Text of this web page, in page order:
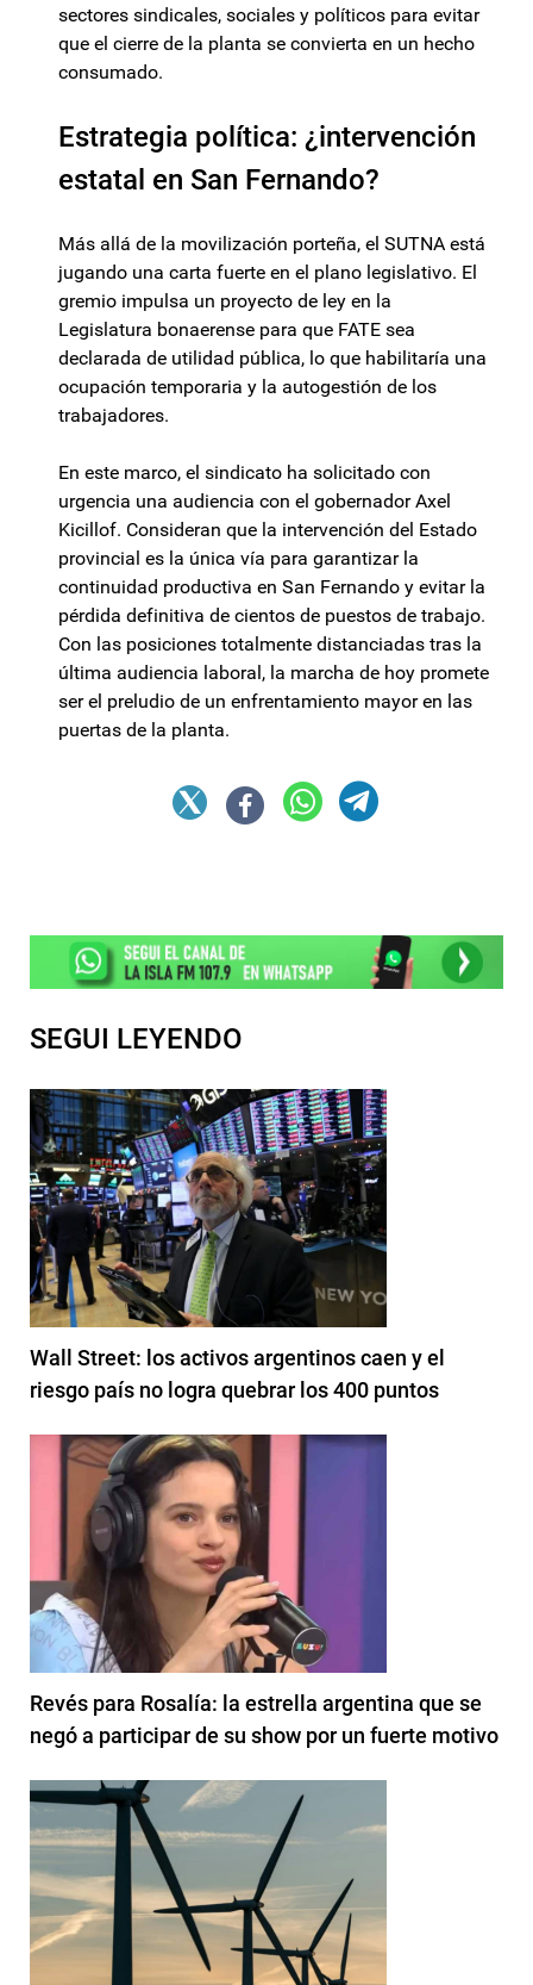
sectores sindicales, sociales y políticos para evitar
que el cierre de la planta se convierta en un hecho
consumado.
Estrategia política: ¿intervención
estatal en San Fernando?
Más allá de la movilización porteña, el SUTNA está
jugando una carta fuerte en el plano legislativo. El
gremio impulsa un proyecto de ley en la
Legislatura bonaerense para que FATE sea
declarada de utilidad pública, lo que habilitaría una
ocupación temporaria y la autogestión de los
trabajadores.
En este marco, el sindicato ha solicitado con
urgencia una audiencia con el gobernador Axel
Kicillof. Consideran que la intervención del Estado
provincial es la única vía para garantizar la
continuidad productiva en San Fernando y evitar la
pérdida definitiva de cientos de puestos de trabajo.
Con las posiciones totalmente distanciadas tras la
última audiencia laboral, la marcha de hoy promete
ser el preludio de un enfrentamiento mayor en las
puertas de la planta.
SEGUI LEYENDO
Wall Street: los activos argentinos caen y el
riesgo país no logra quebrar los 400 puntos
Revés para Rosalía: la estrella argentina que se
negó a participar de su show por un fuerte motivo